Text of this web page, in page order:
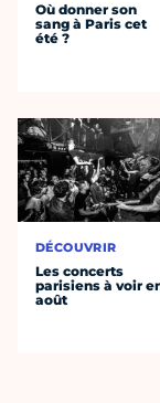
Où donner son
sang à Paris cet
été ?
DÉCOUVRIR
Les concerts
parisiens à voir
août